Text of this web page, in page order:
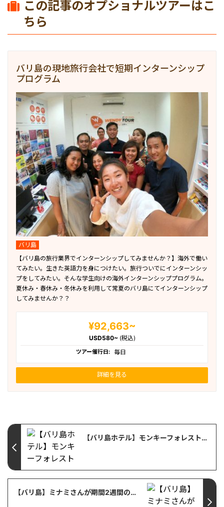
この記事のオプショナルツアーはこ
ちら
バリ島の現地旅行会社で短期インターンシップ
プログラム
バリ島
【バリ島の旅行業界でインターンシップしてみませんか？】海外で働い
てみたい。生きた英語力を身につけたい。旅行ついでにインターンシッ
プをしてみたい。そんな学生向けの海外インターンシッププログラム。
夏休み・春休み・冬休みを利用して常夏のバリ島にてインターンシップ
してみませんか？？
¥92,663~
USD580~ (税込)
ツアー催行日: 毎日
詳細を見る
【バリ島ホテル】モンキーフォレストのすぐ側！Champlung Sari Hotel & Spa Ubud
【バリ島】ミナミさんが期間2週間のインターンシップを終えての感想